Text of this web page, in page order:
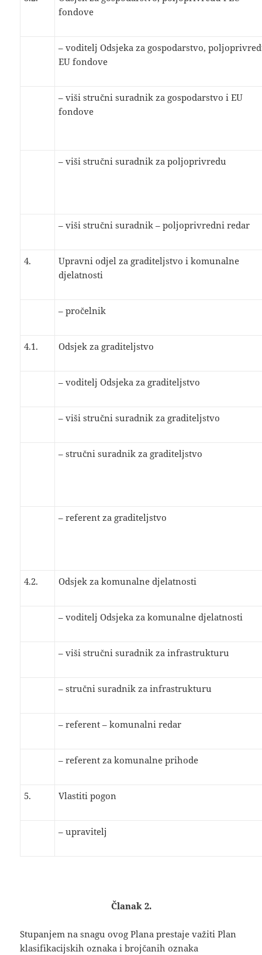
fondove
– voditelj Odsjeka za gospodarstvo,
EU fondove
– viši stručni suradnik za gospodarstvo i EU
fondove
– viši stručni suradnik za poljoprivredu
– viši stručni suradnik – poljoprivredni redar
4.
Upravni odjel za graditeljstvo i komunalne
djelatnosti
– pročelnik
4.1. Odsjek za graditeljstvo
– voditelj Odsjeka za graditeljstvo
– viši stručni suradnik za graditeljstvo
– stručni suradnik za graditeljstvo
– referent za graditeljstvo
4.2. Odsjek za komunalne djelatnosti
– voditelj Odsjeka za komunalne djelatnosti
– viši stručni suradnik za infrastrukturu
– stručni suradnik za infrastrukturu
– referent – komunalni redar
– referent za komunalne prihode
5. Vlastiti pogon
– upravitelj
Članak 2.
Stupanjem na snagu ovog Plana prestaje važiti Plan
klasifikacijskih oznaka i brojčanih oznaka